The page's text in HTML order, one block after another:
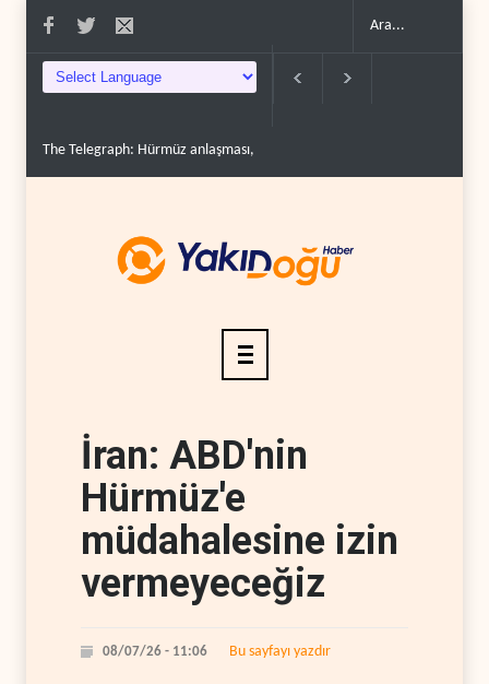
The Telegraph: Hürmüz anlaşması, İran’ın savaşı ka..
İran: ABD'nin
Hürmüz'e
müdahalesine izin
vermeyeceğiz
08/07/26 - 11:06 Bu sayfayı yazdır